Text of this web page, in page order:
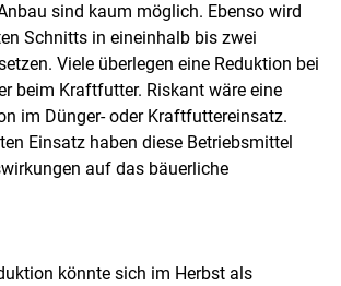
sind kaum möglich. Ebenso wird
Schnitts in eineinhalb bis zwei
Viele überlegen eine Reduktion bei
beim Kraftfutter. Riskant wäre eine
im Dünger- oder Kraftfuttereinsatz.
Einsatz haben diese Betriebsmittel
auf das bäuerliche
könnte sich im Herbst als